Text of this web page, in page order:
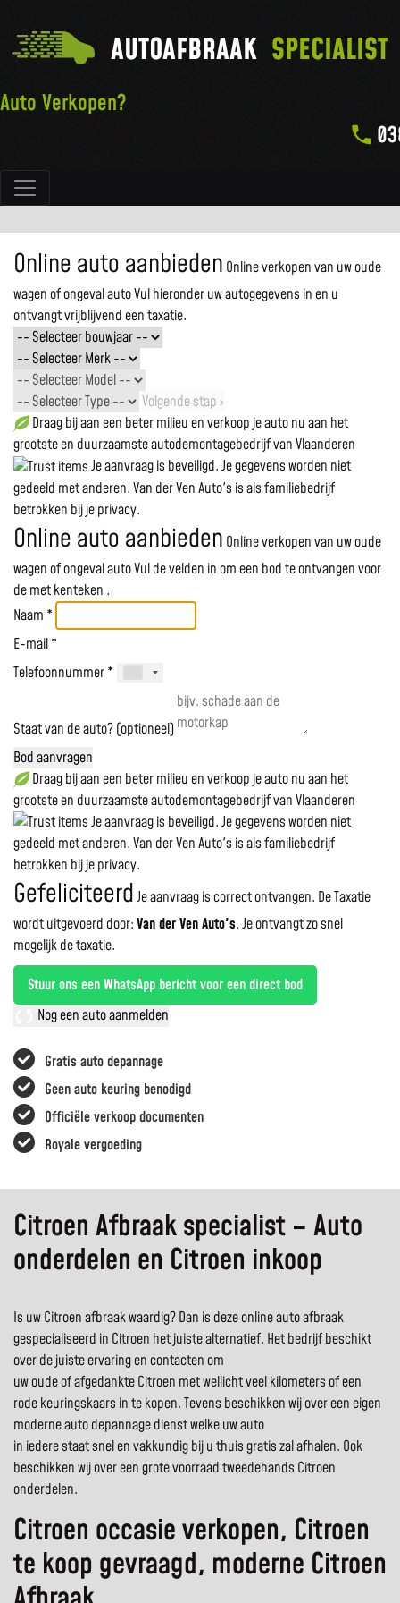
Hoofdnavigatie
AUTOAFBRAAK SPECIALIST
Auto Verkopen?
Gratis auto depannage
Geen auto keuring benodigd
Officiële verkoop documenten
Royale vergoeding
Online auto aanbieden Online verkopen van uw oude
wagen of ongeval autoVul hieronder uw autogegevens in en u
ontvangt vrijblijvend een taxatie.
Volgende stap ›
Draag bij aan een beter milieu en verkoop je auto nu aan het
grootste en duurzaamste autodemontagebedrijf van Vlaanderen
Je aanvraag is beveiligd. Je gegevens worden niet
gedeeld met anderen. Van der Ven Auto's is als familiebedrijf
betrokken bij je privacy.
Online auto aanbieden Online verkopen van uw oude
wagen of ongeval autoVul de velden in om een bod te ontvangen voor
demet kenteken .
Naam *
E-mail *
Telefoonnummer *
Staat van de auto? (optioneel)
Bod aanvragen
Draag bij aan een beter milieu en verkoop je auto nu aan het
grootste en duurzaamste autodemontagebedrijf van Vlaanderen
Je aanvraag is beveiligd. Je gegevens worden niet
gedeeld met anderen. Van der Ven Auto's is als familiebedrijf
betrokken bij je privacy.
GefeliciteerdJe aanvraag is correct ontvangen. De Taxatie
wordt uitgevoerd door:Van der Ven Auto's.Je ontvangt zo snel
mogelijk de taxatie.
Stuur ons een WhatsApp bericht voor een direct bod
Nog een auto aanmelden
Citroen Afbraak specialist – Auto
onderdelen en Citroen inkoop
Is uw Citroen afbraak waardig? Dan is deze online auto afbraak
gespecialiseerd in Citroen het juiste alternatief. Het bedrijf beschikt
over de juiste ervaring en contacten om
uw oude of afgedankte Citroen met wellicht veel kilometers of een
rode keuringskaars in te kopen. Tevens beschikken wij over een eigen
moderne auto depannage dienst welke uw auto
in iedere staat snel en vakkundig bij u thuis gratis zal afhalen. Ook
beschikken wij over een grote voorraad tweedehands Citroen
onderdelen.
Citroen occasie verkopen, Citroen
te koop gevraagd, moderne Citroen